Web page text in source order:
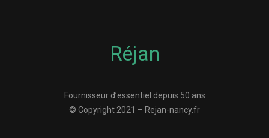
Réjan
Fournisseur d’essentiel depuis 50 ans
© Copyright 2021 – Rejan-nancy.fr